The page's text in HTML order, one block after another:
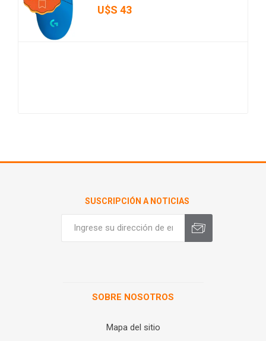
U$S 43
SUSCRIPCIÓN A NOTICIAS
SOBRE NOSOTROS
Mapa del sitio